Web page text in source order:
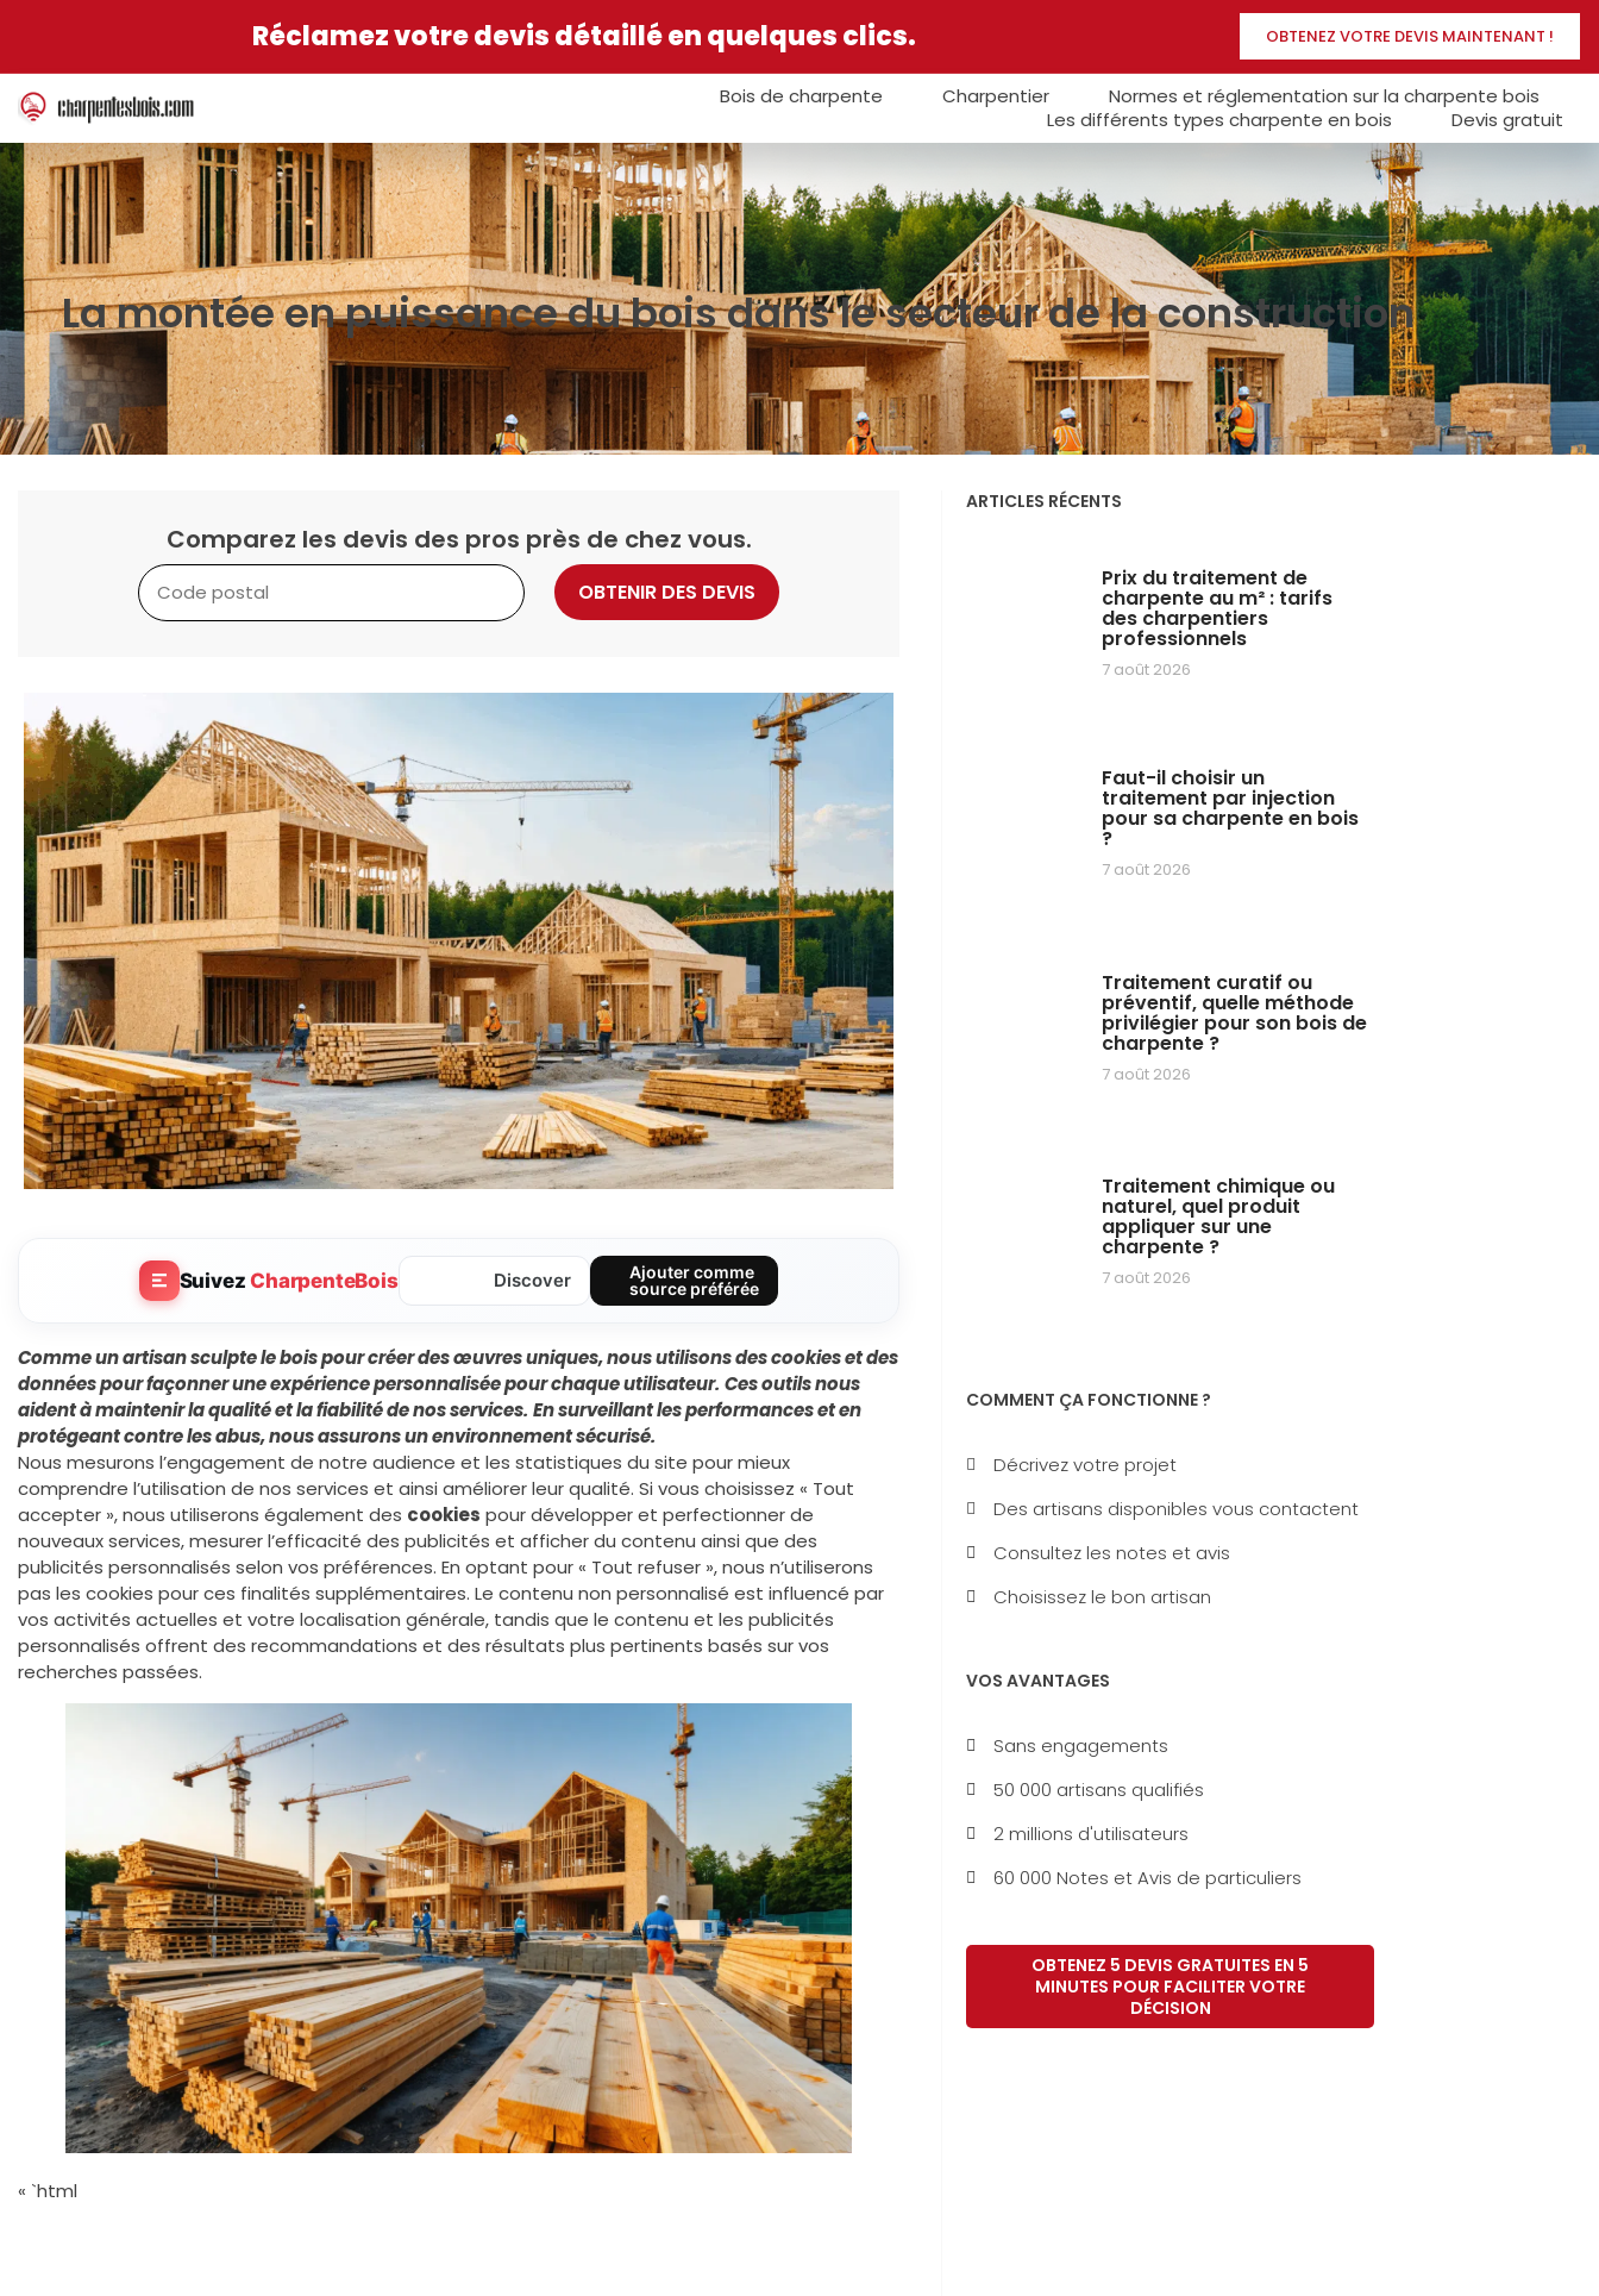
Réclamez votre devis détaillé en quelques clics. OBTENEZ VOTRE DEVIS MAINTENANT !
Bois de charpente Charpentier
Normes et réglementation sur la charpente bois
Les différents types charpente en bois
Devis gratuit
La montée en puissance du bois dans le secteur de la construction
Comparez les devis des pros près de chez vous.
OBTENIR DES DEVIS
SuivezCharpenteBois Discover
Ajouter comme
source préférée
Comme un artisan sculpte le bois pour créer des œuvres uniques, nous utilisons descookieset des
donnéespour façonner une expérience personnalisée pour chaque utilisateur. Ces outils nous
aident à maintenir la qualité et la fiabilité de nos services. En surveillant les performances et en
protégeant contre les abus, nous assurons un environnement sécurisé.
Nous mesurons l’engagement de notre audience et les statistiques du site pour mieux
comprendre l’utilisation de nos services et ainsi améliorer leur qualité. Si vous choisissez « Tout
accepter », nous utiliserons également des cookies pour développer et perfectionner de
nouveaux services, mesurer l’efficacité des publicités et afficher du contenu ainsi que des
publicités personnalisés selon vos préférences. En optant pour « Tout refuser », nous n’utiliserons
pas les cookies pour ces finalités supplémentaires. Le contenu non personnalisé est influencé par
vos activités actuelles et votre localisation générale, tandis que le contenu et les publicités
personnalisés offrent des recommandations et des résultats plus pertinents basés sur vos
recherches passées.
« `html
ARTICLES RÉCENTS
Prix du traitement de
charpente au m² : tarifs
des charpentiers
professionnels
7 août 2026
Faut-il choisir un
traitement par injection
pour sa charpente en bois
?
7 août 2026
Traitement curatif ou
préventif, quelle méthode
privilégier pour son bois de
charpente ?
7 août 2026
Traitement chimique ou
naturel, quel produit
appliquer sur une
charpente ?
7 août 2026
COMMENT ÇA FONCTIONNE ?
Décrivez votre projet
Des artisans disponibles vous contactent
Consultez les notes et avis
Choisissez le bon artisan
VOS AVANTAGES
Sans engagements
50 000 artisans qualifiés
2 millions d'utilisateurs
60 000 Notes et Avis de particuliers
OBTENEZ 5 DEVIS GRATUITES EN 5
MINUTES POUR FACILITER VOTRE
DÉCISION